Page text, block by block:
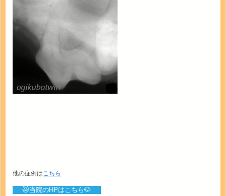
他の症例は こちら
🐱当院のHPはこちら🐶